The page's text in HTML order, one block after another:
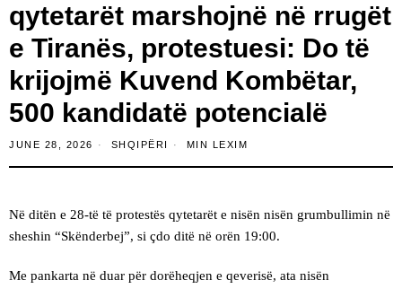
qytetarët marshojnë në rrugët
e Tiranës, protestuesi: Do të
krijojmë Kuvend Kombëtar,
500 kandidatë potencialë
JUNE 28, 2026 SHQIPËRI MIN LEXIM
Në ditën e 28-të të protestës qytetarët e nisën nisën grumbullimin në
sheshin “Skënderbej”, si çdo ditë në orën 19:00.
Me pankarta në duar për dorëheqjen e qeverisë, ata nisën